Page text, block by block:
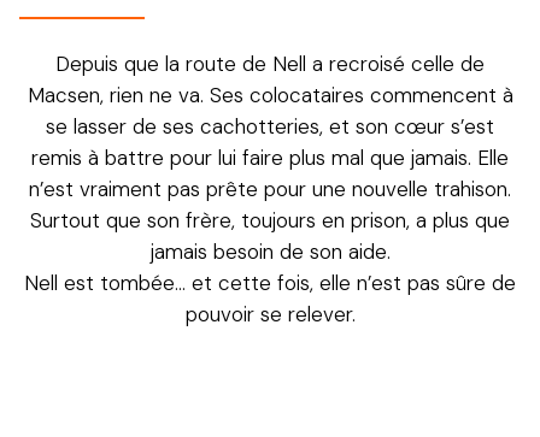
Depuis que la route de Nell a recroisé celle de
Macsen, rien ne va. Ses colocataires commencent à
se lasser de ses cachotteries, et son cœur s’est
remis à battre pour lui faire plus mal que jamais. Elle
n’est vraiment pas prête pour une nouvelle trahison.
Surtout que son frère, toujours en prison, a plus que
jamais besoin de son aide.
Nell est tombée… et cette fois, elle n’est pas sûre de
pouvoir se relever.